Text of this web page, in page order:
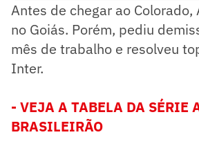
Antes de chegar ao
no Goiás. Porém, pediu
mês de trabalho e resolveu
Inter.
- VEJA A TABELA DA SÉRIE
BRASILEIRÃO